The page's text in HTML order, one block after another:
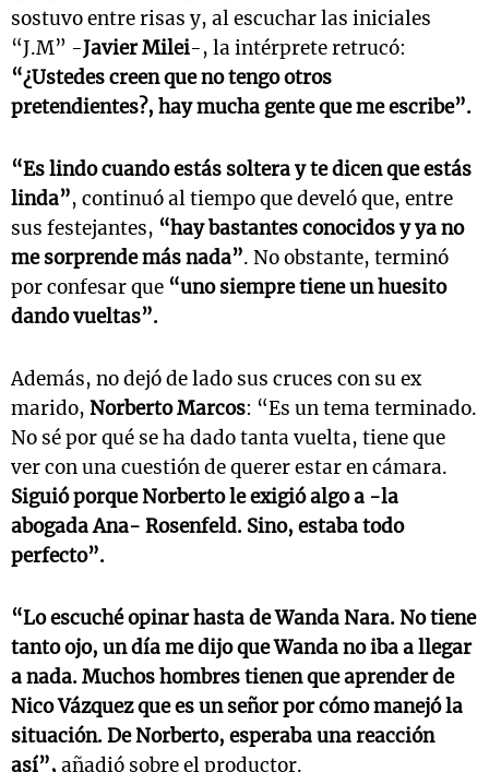
sostuvo entre risas y, al escuchar las iniciales
“J.M” -Javier Milei-, la intérprete retrucó:
“¿Ustedes creen que no tengo otros
pretendientes?, hay mucha gente que me escribe”.
“Es lindo cuando estás soltera y te dicen que estás
linda”, continuó al tiempo que develó que, entre
sus festejantes, “hay bastantes conocidos y ya no
me sorprende más nada”. No obstante, terminó
por confesar que “uno siempre tiene un huesito
dando vueltas”.
Además, no dejó de lado sus cruces con su ex
marido, Norberto Marcos: “Es un tema terminado.
No sé por qué se ha dado tanta vuelta, tiene que
ver con una cuestión de querer estar en cámara.
Siguió porque Norberto le exigió algo a -la
abogada Ana- Rosenfeld. Sino, estaba todo
perfecto”.
“Lo escuché opinar hasta de Wanda Nara. No tiene
tanto ojo, un día me dijo que Wanda no iba a llegar
a nada. Muchos hombrestienen que aprender de
Nico Vázquezque es un señor por cómo manejó la
situación. DeNorberto, esperaba una reacción
así”, añadió sobre el productor.